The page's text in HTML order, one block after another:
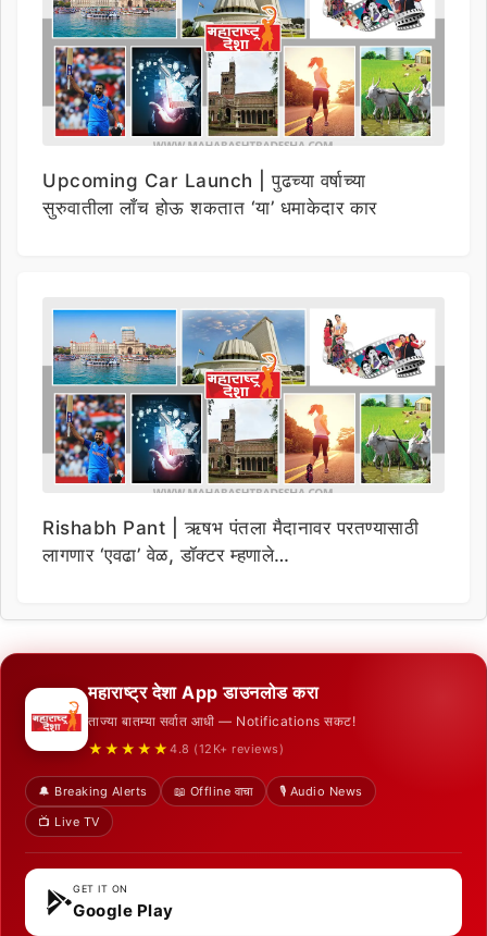
Upcoming Car Launch | पुढच्या वर्षाच्या
सुरुवातीला लाँच होऊ शकतात ‘या’ धमाकेदार कार
Rishabh Pant | ऋषभ पंतला मैदानावर परतण्यासाठी
लागणार ‘एवढा’ वेळ, डॉक्टर म्हणाले…
महाराष्ट्र देशा App डाउनलोड करा
ताज्या बातम्या सर्वात आधी — Notifications सकट!
★★★★★ 4.8 (12K+ reviews)
🔔 Breaking Alerts 📖 Offline वाचा
🎙️ Audio News
📺 Live TV
GET IT ON
Google Play